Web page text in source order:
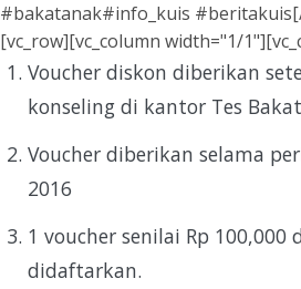
#bakatanak#info_kuis
[vc_row][vc_column width="1/
Voucher diskon diberikan
konseling di kantor Tes
Voucher diberikan selama
2016
1 voucher senilai Rp
didaftarkan.